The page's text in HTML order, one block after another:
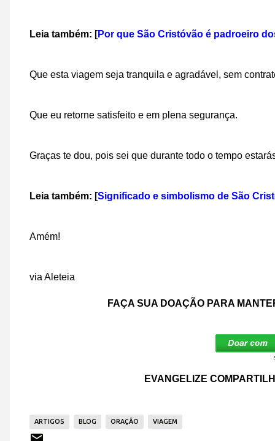
Leia também: [Por que São Cristóvão é padroeiro
Que esta viagem seja tranquila e agradável, sem
Que eu retorne satisfeito e em plena segurança.
Graças te dou, pois sei que durante todo o tempo
Leia também: [Significado e simbolismo de São
Amém!
via Aleteia
FAÇA SUA DOAÇÃO PARA
EVANGELIZE
ARTIGOS BLOG ORAÇÃO VIAGEM